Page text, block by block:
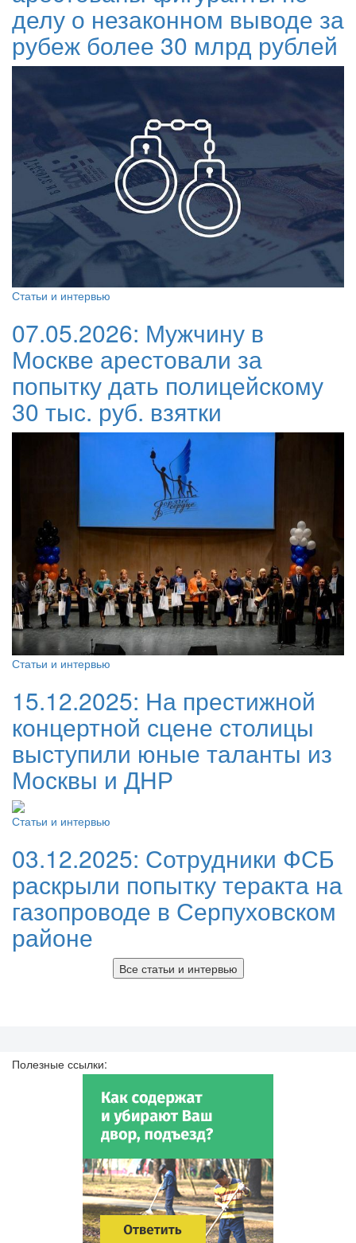
делу о незаконном выводе за
рубеж более 30 млрд рублей
Статьи и интервью
07.05.2026: Мужчину в
Москве арестовали за
попытку дать полицейскому
30 тыс. руб. взятки
Статьи и интервью
15.12.2025: На престижной
концертной сцене столицы
выступили юные таланты из
Москвы и ДНР
Статьи и интервью
03.12.2025: Сотрудники ФСБ
раскрыли попытку теракта на
газопроводе в Серпуховском
районе
Все статьи и интервью
Полезные ссылки: